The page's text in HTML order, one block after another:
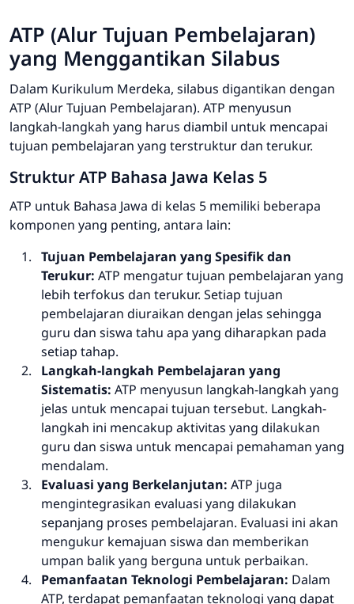
ATP (Alur Tujuan Pembelajaran)
yang Menggantikan Silabus
Dalam Kurikulum Merdeka, silabus digantikan dengan
ATP (Alur Tujuan Pembelajaran). ATP menyusun
langkah-langkah yang harus diambil untuk mencapai
tujuan pembelajaran yang terstruktur dan terukur.
Struktur ATP Bahasa Jawa Kelas 5
ATP untuk Bahasa Jawa di kelas 5 memiliki beberapa
komponen yang penting, antara lain:
Tujuan Pembelajaran yang Spesifik dan
Terukur: ATP mengatur tujuan pembelajaran yang
lebih terfokus dan terukur. Setiap tujuan
pembelajaran diuraikan dengan jelas sehingga
guru dan siswa tahu apa yang diharapkan pada
setiap tahap.
Langkah-langkah Pembelajaran yang
Sistematis: ATP menyusun langkah-langkah yang
jelas untuk mencapai tujuan tersebut. Langkah-
langkah ini mencakup aktivitas yang dilakukan
guru dan siswa untuk mencapai pemahaman yang
mendalam.
Evaluasi yang Berkelanjutan: ATP juga
mengintegrasikan evaluasi yang dilakukan
sepanjang proses pembelajaran. Evaluasi ini akan
mengukur kemajuan siswa dan memberikan
umpan balik yang berguna untuk perbaikan.
Pemanfaatan Teknologi Pembelajaran: Dalam
ATP, terdapat pemanfaatan teknologi yang dapat